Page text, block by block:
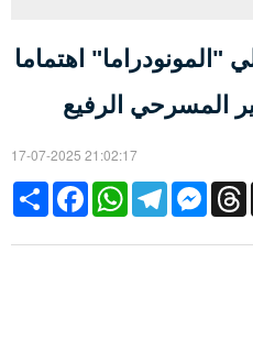
اهتماما
المسرحي الرفيع
17-07-2025 21:02:17
Share
FacebookWhatsAppTelegramMessengerThreads